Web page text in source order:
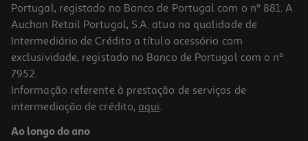
Gel Íntimo Tomilho E Própolis Fresh & Clean 250 Ml
22.76 €/Lt
Portugal, registado no Banco de Portugal com o nº 881. A
Auchan Retail Portugal, S.A. atua na qualidade de
Intermediário de Crédito a título acessório com
exclusividade, registado no Banco de Portugal com o nº
7952.
Informação referente à prestação de serviços de
intermediação de crédito, aqui.
Ao longo do ano